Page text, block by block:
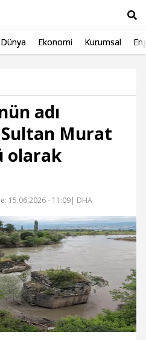
Dünya Ekonomi Kurumsal
adı
Sultan Murat
olarak
15.06.2026 - 11:09| DHA